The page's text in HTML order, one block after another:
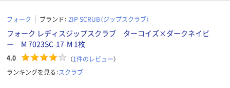
フォーク ブランド： ZIP SCRUB（ジップスクラブ）
フォーク レディスジップスクラブ ターコイズ×ダークネイビ
ー M 7023SC-17-M 1枚
4.0 （1件のレビュー）
ランキングを見る：スクラブ